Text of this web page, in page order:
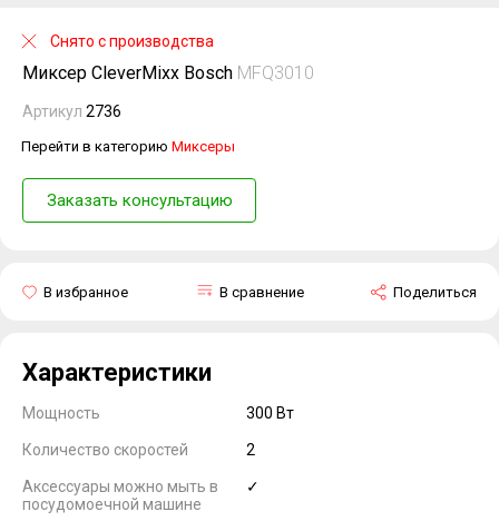
Миксер CleverMixx Bosch MFQ3010
Артикул 2736
Перейти в категорию Миксеры
Заказать консультацию
Поделиться
В сравнение
В избранное
Снято с производства
Характеристики
Мощность 300 Вт
Количество скоростей 2
Аксессуары можно мыть в
посудомоечной машине
✓